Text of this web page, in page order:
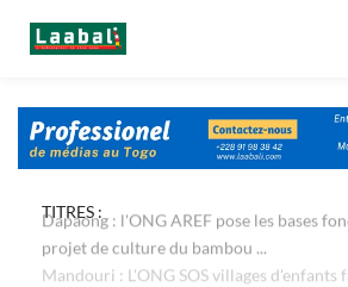
TITRES :
Dapaong : l'ONG AREF pose les bases
projet de culture du bambou ...